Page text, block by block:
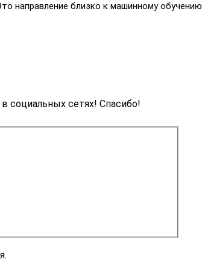
направление близко к машинному обучению
социальных сетях! Спасибо!